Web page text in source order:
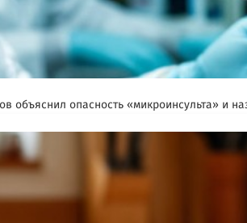
объяснил опасность «микроинсульта» и